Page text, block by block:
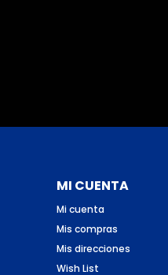
MI CUENTA
Mi cuenta
Mis compras
Mis direcciones
Wish List